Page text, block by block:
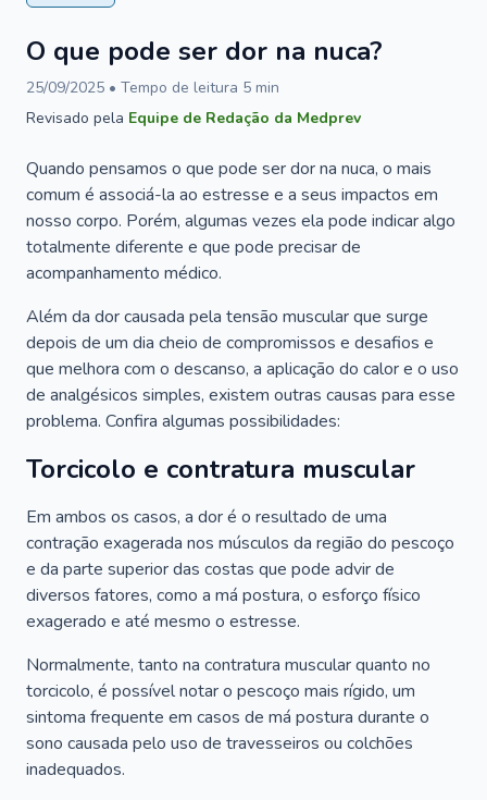
O que pode ser dor na nuca?
25/09/2025 • Tempo de leitura 5 min
Revisado pela Equipe de Redação da Medprev
Quando pensamos o que pode ser dor na nuca, o mais
comum é associá-la ao estresse e a seus impactos em
nosso corpo. Porém, algumas vezes ela pode indicar algo
totalmente diferente e que pode precisar de
acompanhamento médico.
Além da dor causada pela tensão muscular que surge
depois de um dia cheio de compromissos e desafios e
que melhora com o descanso, a aplicação do calor e o uso
de analgésicos simples, existem outras causas para esse
problema. Confira algumas possibilidades:
Torcicolo e contratura muscular
Em ambos os casos, a dor é o resultado de uma
contração exagerada nos músculos da região do pescoço
e da parte superior das costas que pode advir de
diversos fatores, como a má postura, o esforço físico
exagerado e até mesmo o estresse.
Normalmente, tanto na contratura muscular quanto no
torcicolo, é possível notar o pescoço mais rígido, um
sintoma frequente em casos de má postura durante o
sono causada pelo uso de travesseiros ou colchões
inadequados.